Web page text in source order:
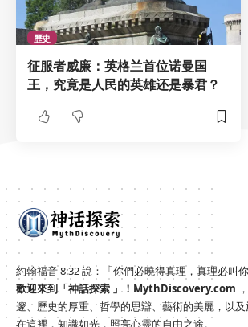
歷史
征服者威廉：英格兰首位诺曼国
王，究竟是人民的英雄还是暴君？
約翰福音 8:32 說：「你們必曉得真理，真理必叫
歡迎來到「神話探索 」！ MythDiscovery.com
邃、歷史的厚重、哲學的思辯、藝術的美麗，以及
在這裡，知識如光，照亮心靈的自由之途。